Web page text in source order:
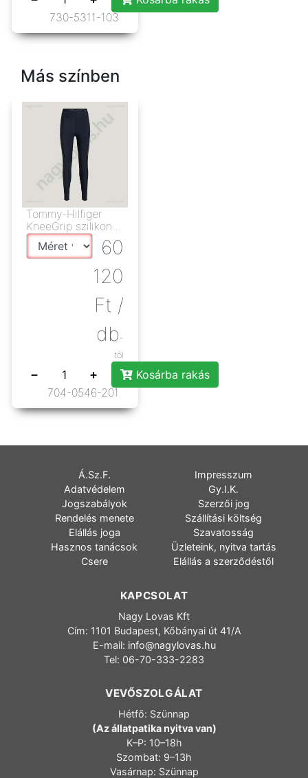
730-5311-103
Más színben
Tommy-Hilfiger
KneeGrip szilikonos
leggings kék
60
120
Ft /
db -
tól
− +
Kosárba rakás
704-0546-201
Á.Sz.F.
Impresszum
Adatvédelem
Gy.I.K.
Jogszabályok
Szerzői jog
Rendelés menete
Szállítási költség
Elállás joga
Szavatosság
Hasznos tanácsok
Üzleteink, nyitva tartás
Csere
Elállás a szerződéstől
KAPCSOLAT
Nagy Lovas Kft
Cím: 1101 Budapest, Kőbányai út 41/A
E-mail: info@nagylovas.hu
Tel: 06-70-333-2283
VEVŐSZOLGÁLAT
Hétfő: Szünnap
(Az állatpatika nyitva van)
K–P: 10–18h
Szombat: 9–13h
Vasárnap: Szünnap